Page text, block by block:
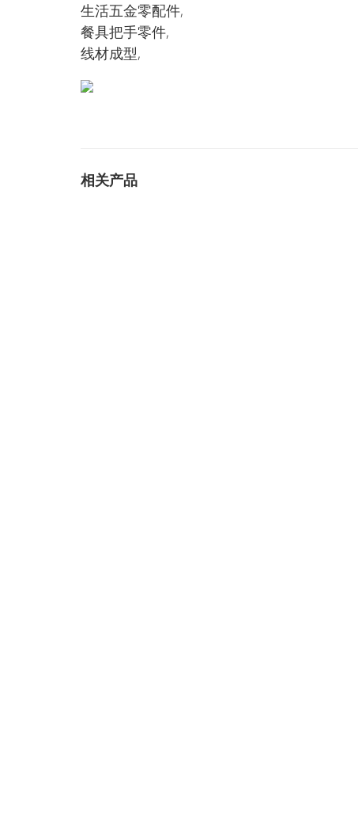
生活五金零配件,
餐具把手零件,
线材成型,
相关产品